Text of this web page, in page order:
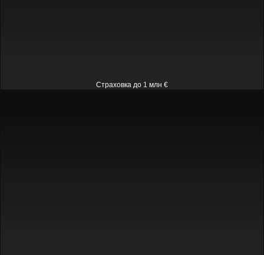
Страховка до 1 млн €